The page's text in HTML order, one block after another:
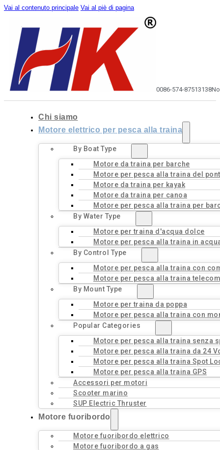
Vai al contenuto principale Vai al piè di pagina
0086-574-87513138
Chi siamo
Motore elettrico per pesca alla traina
By Boat Type
Motore da traina per barche
Motore per pesca alla traina del
Motore da traina per kayak
Motore da traina per canoa
Motore per pesca alla traina per
By Water Type
Motore per traina d'acqua dolce
Motore per pesca alla traina in
By Control Type
Motore per pesca alla traina con
Motore per pesca alla traina
By Mount Type
Motore per traina da poppa
Motore per pesca alla traina con
Popular Categories
Motore per pesca alla traina senza
Motore per pesca alla traina da 24
Motore per pesca alla traina Spot
Motore per pesca alla traina GPS
Accessori per motori
Scooter marino
SUP Electric Thruster
Motore fuoribordo
Motore fuoribordo elettrico
Motore fuoribordo a gas